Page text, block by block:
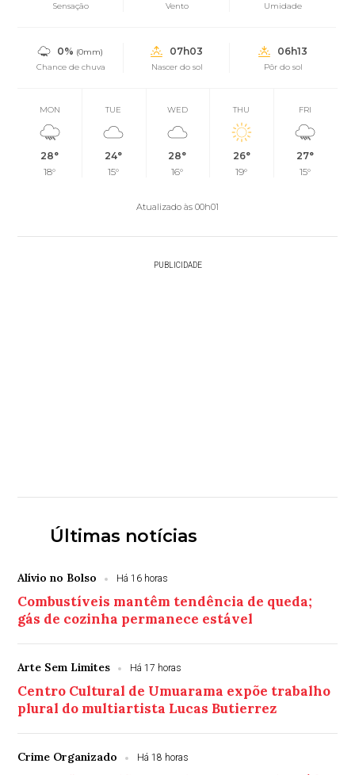
Sensação Vento Umidade
0% (0mm)
Chance de chuva
07h03
Nascer do sol
06h13
Pôr do sol
MON
28°
18°
TUE
24°
15°
WED
28°
16°
THU
26°
19°
FRI
27°
15°
Atualizado às 00h01
PUBLICIDADE
Últimas notícias
Alívio no Bolso Há 16 horas
Combustíveis mantêm tendência de queda;
gás de cozinha permanece estável
Arte Sem Limites Há 17 horas
Centro Cultural de Umuarama expõe trabalho
plural do multiartista Lucas Butierrez
Crime Organizado Há 18 horas